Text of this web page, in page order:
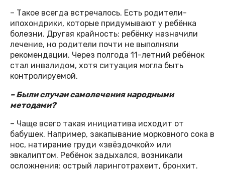
– Такое всегда встречалось. Есть родители-
ипохондрики, которые придумывают у ребёнка
болезни. Другая крайность: ребёнку назначили
лечение, но родители почти не выполняли
рекомендации. Через полгода 11-летний ребёнок
стал инвалидом, хотя ситуация могла быть
контролируемой.
– Были случаи самолечения народными
методами?
– Чаще всего такая инициатива исходит от
бабушек. Например, закапывание морковного сока в
нос, натирание груди «звёздочкой» или
эвкалиптом. Ребёнок задыхался, возникали
осложнения: острый ларинготрахеит, бронхит.